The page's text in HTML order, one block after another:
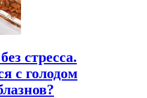
стресса.
с голодом